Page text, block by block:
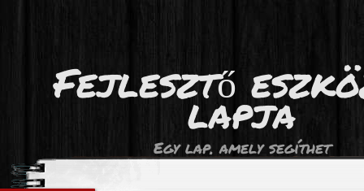
Fejlesztő
lapja
Egy lap, amely segíthet